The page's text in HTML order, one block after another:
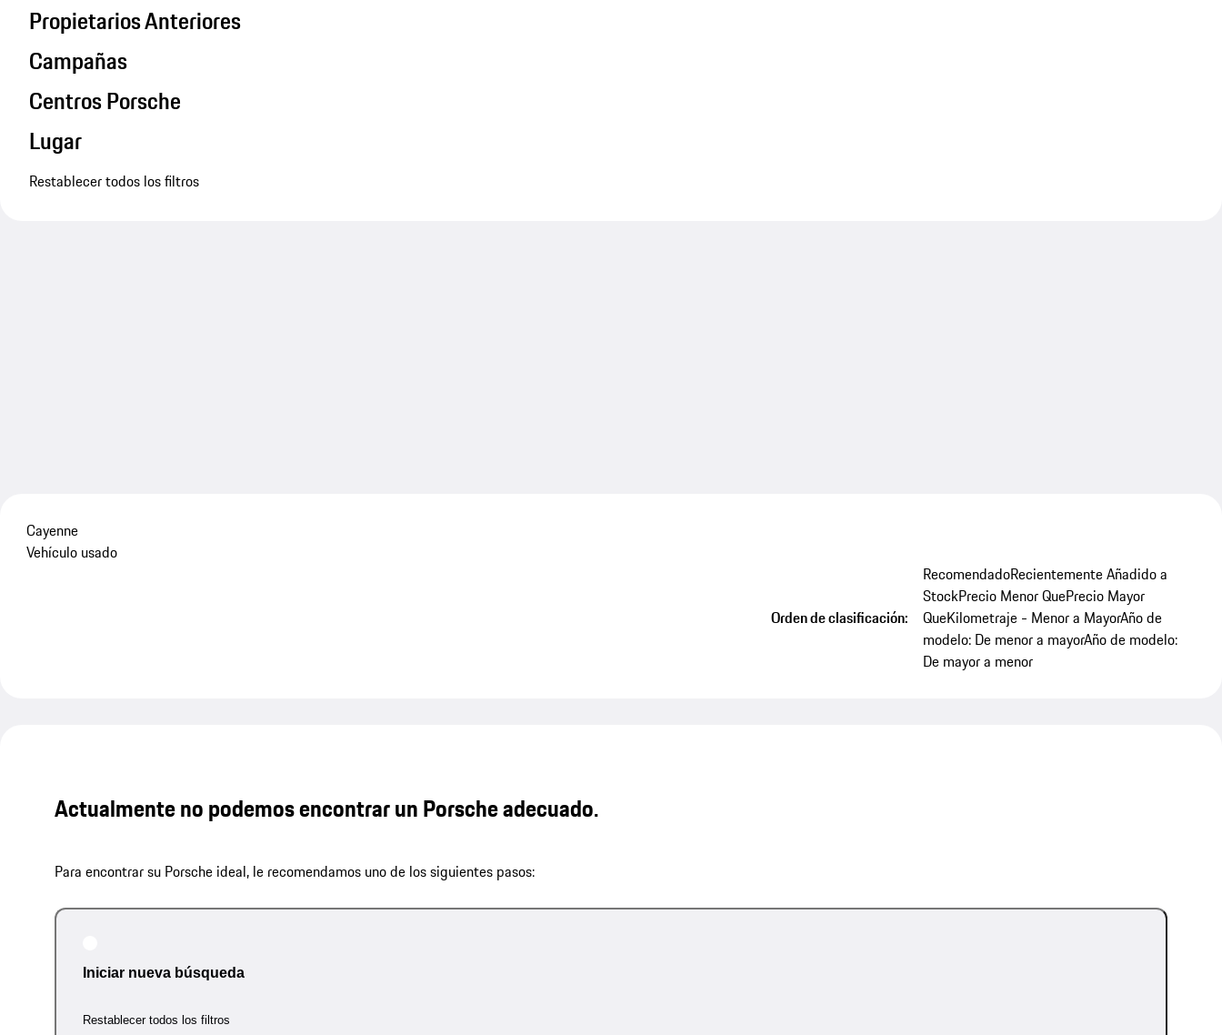
Propietarios Anteriores
Campañas
Centros Porsche
Lugar
Restablecer todos los filtros
Cayenne
Vehículo usado
Orden de clasificación:
RecomendadoRecientemente Añadido a
StockPrecio Menor QuePrecio Mayor
QueKilometraje - Menor a MayorAño de
modelo: De menor a mayorAño de modelo:
De mayor a menor
Actualmente no podemos encontrar un Porsche adecuado.
Para encontrar su Porsche ideal, le recomendamos uno de los siguientes pasos:
Iniciar nueva búsqueda
Restablecer todos los filtros